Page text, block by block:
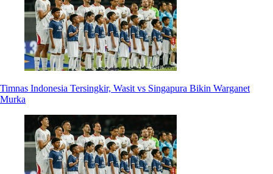
Timnas Indonesia Tersingkir, Wasit vs Singapura Bikin Warganet
Murka